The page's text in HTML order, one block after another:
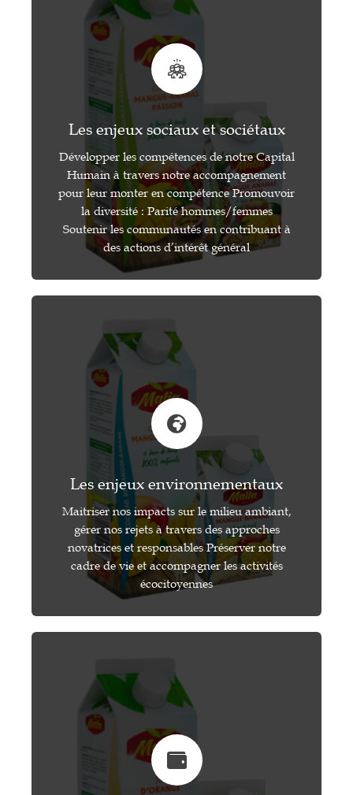
Les enjeux sociaux et sociétaux
Développer les compétences de notre Capital
Humain à travers notre accompagnement
pour leur monter en compétence Promouvoir
la diversité : Parité hommes/femmes
Soutenir les communautés en contribuant à
des actions d’intérêt général
Les enjeux environnementaux
Maitriser nos impacts sur le milieu ambiant,
gérer nos rejets à travers des approches
novatrices et responsables Préserver notre
cadre de vie et accompagner les activités
écocitoyennes